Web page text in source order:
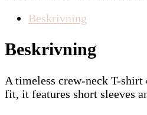
Beskrivning
Beskrivning
A timeless crew-neck T-
fit, it features short sleeves